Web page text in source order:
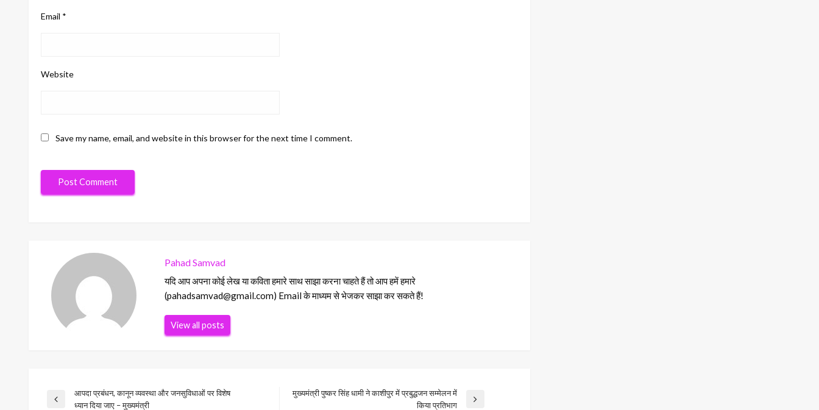
Email *
Website
Save my name, email, and website in this browser for the next time I comment.
Pahad Samvad
यदि आप अपना कोई लेख या कविता हमारे साथ साझा करना चाहते हैं तो आप हमें हमारे
(pahadsamvad@gmail.com) Email के माध्यम से भेजकर साझा कर सकते हैं!
View all posts
Post
Previous
आपदा प्रबंधन, कानून व्यवस्था और जनसुविधाओं पर विशेष
ध्यान दिया जाए – मुख्यमंत्री
मुख्यमंत्री पुष्कर सिंह धामी ने काशीपुर में प्रबुद्धजन सम्मेलन में
किया प्रतिभाग